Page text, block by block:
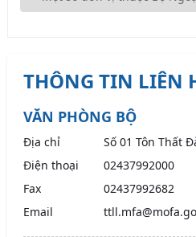
THÔNG TIN LIÊN
VĂN PHÒNG BỘ
Địa chỉ
Số 01 Tôn Thất
Điện thoại
02437992000
Fax
02437992682
Email